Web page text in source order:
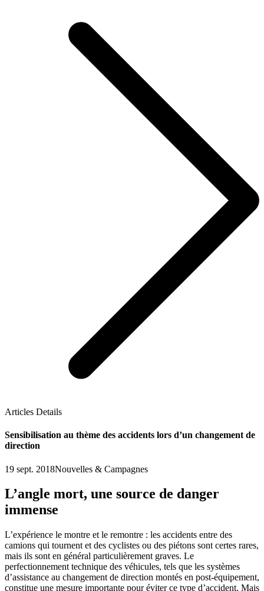
Articles Details
Sensibilisation au thème des accidents lors d’un changement de
direction
19 sept. 2018Nouvelles & Campagnes
L’angle mort, une source de danger
immense
L’expérience le montre et le remontre : les accidents entre des
camions qui tournent et des cyclistes ou des piétons sont certes rares,
mais ils sont en général particulièrement graves. Le
perfectionnement technique des véhicules, tels que les systèmes
d’assistance au changement de direction montés en post-équipement,
constitue une mesure importante pour éviter ce type d’accident. Mais